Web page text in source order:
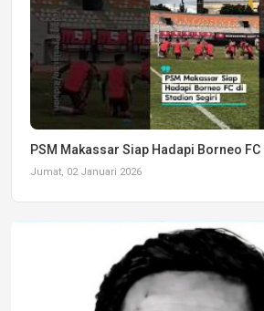
PSM Makassar Siap Hadapi Borneo
Jumat, 02 Januari 2026